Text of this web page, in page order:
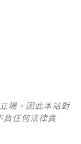
場。因此本站對
負任何法律責